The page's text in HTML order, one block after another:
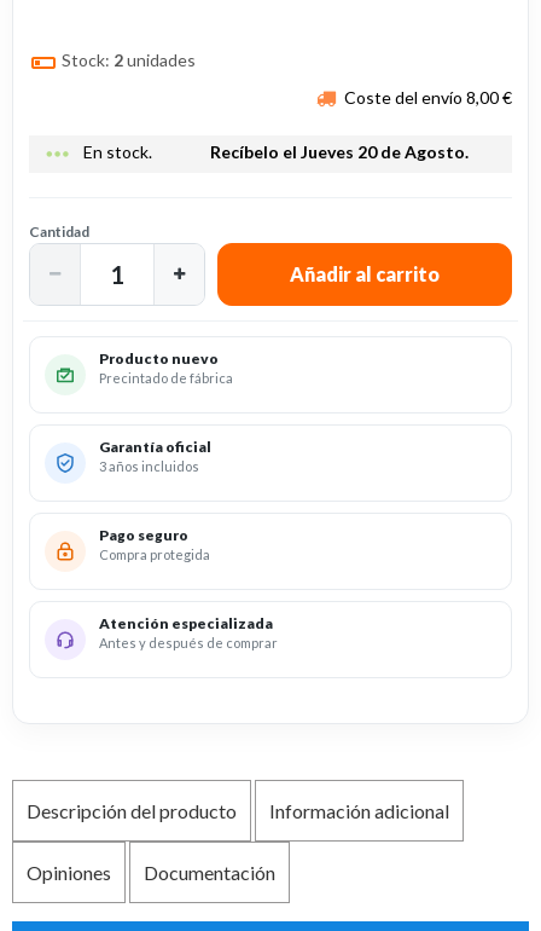
Stock: 2unidades
Coste del envío 8,00 €
more_horiz En stock. Recíbelo el Jueves 20 de Agosto.
Cantidad
Producto nuevo
Precintado de fábrica
Garantía oficial
3 años incluidos
Pago seguro
Compra protegida
Atención especializada
Antes y después de comprar
Descripción del producto Información adicional
Opiniones Documentación